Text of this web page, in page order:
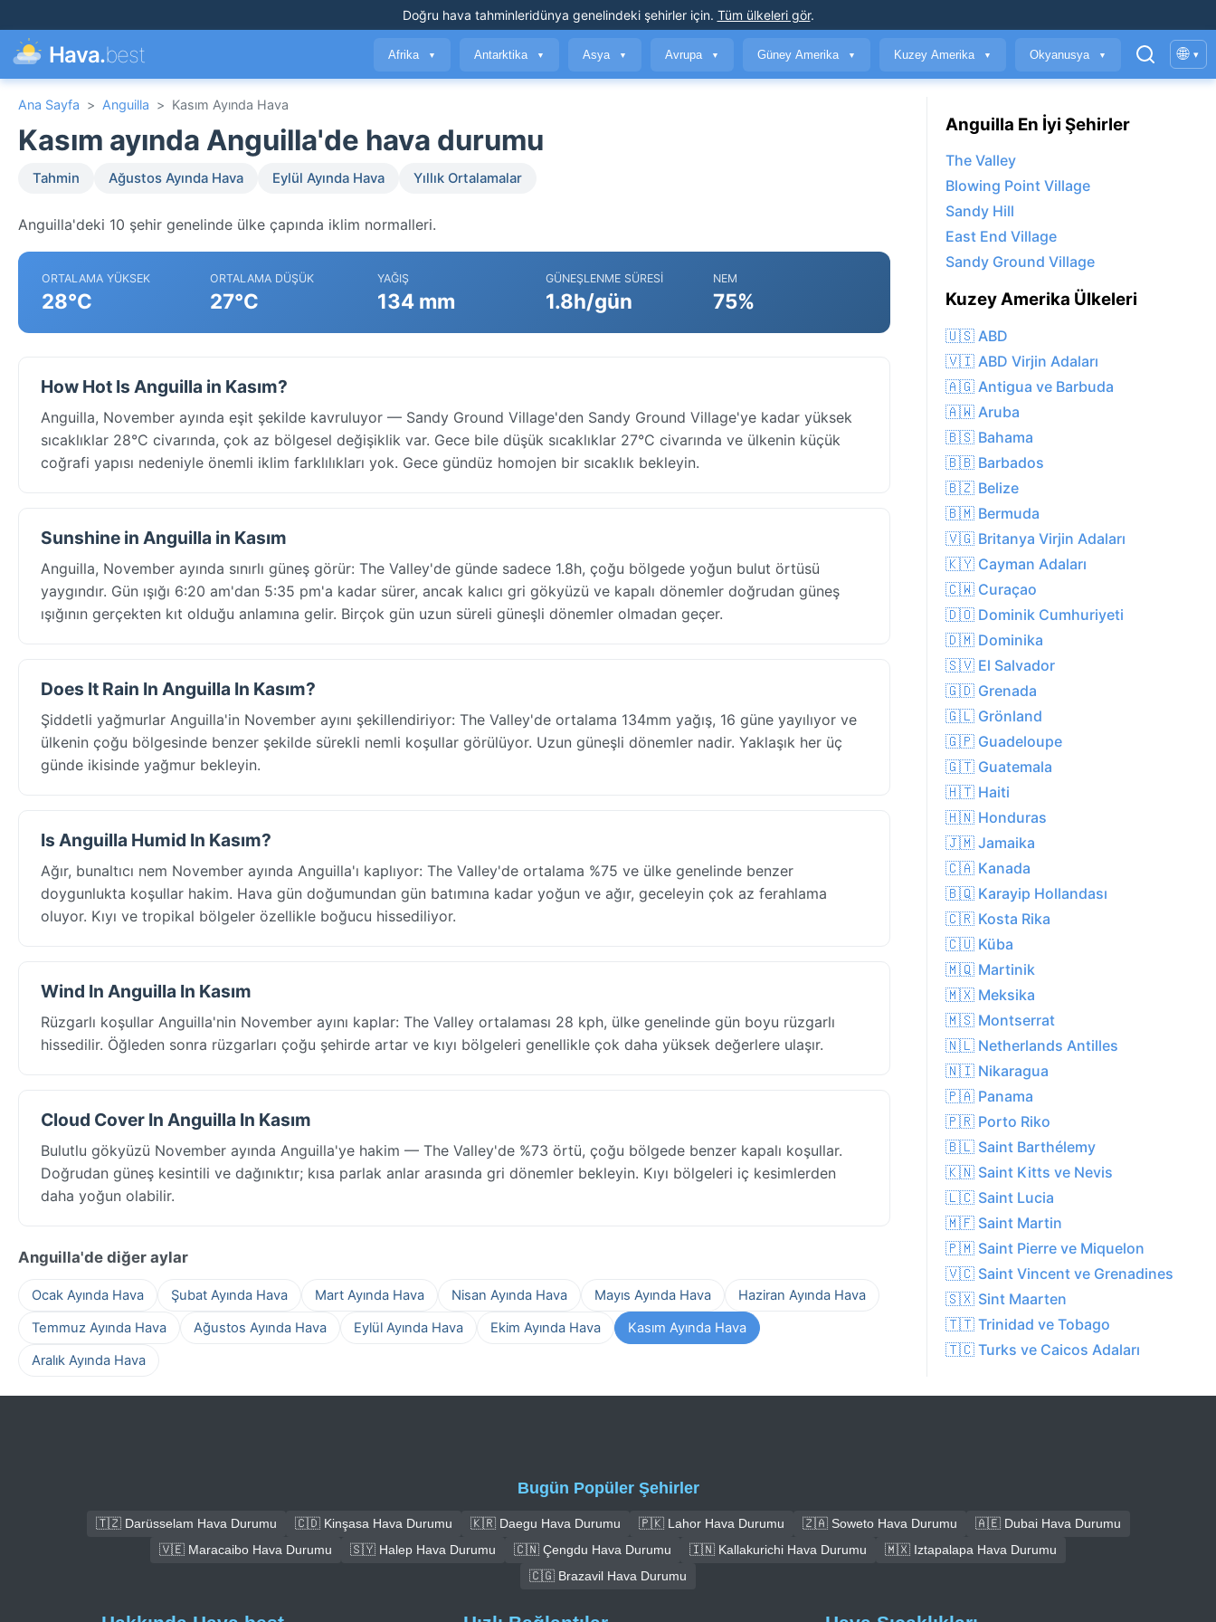
Doğru hava tahminleridünya genelindeki şehirler için. Tüm ülkeleri gör.
Hava.best Afrika ▼ Antarktika ▼ Asya ▼ Avrupa ▼ Güney Amerika ▼ Kuzey Amerika ▼ Okyanusya ▼ 🌐 ▾
Ana Sayfa > Anguilla > Kasım Ayında Hava
Kasım ayında Anguilla'de hava durumu
Tahmin Ağustos Ayında Hava Eylül Ayında Hava Yıllık Ortalamalar
Anguilla'deki 10 şehir genelinde ülke çapında iklim normalleri.
ORTALAMA YÜKSEK
28°C
ORTALAMA DÜŞÜK
27°C
YAĞIŞ
134 mm
GÜNEŞLENME SÜRESI
1.8h/gün
NEM
75%
How Hot Is Anguilla in Kasım?
Anguilla, November ayında eşit şekilde kavruluyor — Sandy Ground Village'den Sandy Ground Village'ye kadar yüksek
sıcaklıklar 28°C civarında, çok az bölgesel değişiklik var. Gece bile düşük sıcaklıklar 27°C civarında ve ülkenin küçük
coğrafi yapısı nedeniyle önemli iklim farklılıkları yok. Gece gündüz homojen bir sıcaklık bekleyin.
Sunshine in Anguilla in Kasım
Anguilla, November ayında sınırlı güneş görür: The Valley'de günde sadece 1.8h, çoğu bölgede yoğun bulut örtüsü
yaygındır. Gün ışığı 6:20 am'dan 5:35 pm'a kadar sürer, ancak kalıcı gri gökyüzü ve kapalı dönemler doğrudan güneş
ışığının gerçekten kıt olduğu anlamına gelir. Birçok gün uzun süreli güneşli dönemler olmadan geçer.
Does It Rain In Anguilla In Kasım?
Şiddetli yağmurlar Anguilla'in November ayını şekillendiriyor: The Valley'de ortalama 134mm yağış, 16 güne yayılıyor ve
ülkenin çoğu bölgesinde benzer şekilde sürekli nemli koşullar görülüyor. Uzun güneşli dönemler nadir. Yaklaşık her üç
günde ikisinde yağmur bekleyin.
Is Anguilla Humid In Kasım?
Ağır, bunaltıcı nem November ayında Anguilla'ı kaplıyor: The Valley'de ortalama %75 ve ülke genelinde benzer
doygunlukta koşullar hakim. Hava gün doğumundan gün batımına kadar yoğun ve ağır, geceleyin çok az ferahlama
oluyor. Kıyı ve tropikal bölgeler özellikle boğucu hissediliyor.
Wind In Anguilla In Kasım
Rüzgarlı koşullar Anguilla'nin November ayını kaplar: The Valley ortalaması 28 kph, ülke genelinde gün boyu rüzgarlı
hissedilir. Öğleden sonra rüzgarları çoğu şehirde artar ve kıyı bölgeleri genellikle çok daha yüksek değerlere ulaşır.
Cloud Cover In Anguilla In Kasım
Bulutlu gökyüzü November ayında Anguilla'ye hakim — The Valley'de %73 örtü, çoğu bölgede benzer kapalı koşullar.
Doğrudan güneş kesintili ve dağınıktır; kısa parlak anlar arasında gri dönemler bekleyin. Kıyı bölgeleri iç kesimlerden
daha yoğun olabilir.
Anguilla'de diğer aylar
Ocak Ayında Hava Şubat Ayında Hava Mart Ayında Hava Nisan Ayında Hava Mayıs Ayında Hava
Haziran Ayında Hava
Temmuz Ayında Hava
Ağustos Ayında Hava Eylül Ayında Hava Ekim Ayında Hava
Kasım Ayında Hava
Aralık Ayında Hava
Anguilla En İyi Şehirler
The Valley
Blowing Point Village
Sandy Hill
East End Village
Sandy Ground Village
Kuzey Amerika Ülkeleri
🇺🇸 ABD
🇻🇮 ABD Virjin Adaları
🇦🇬 Antigua ve Barbuda
🇦🇼 Aruba
🇧🇸 Bahama
🇧🇧 Barbados
🇧🇿 Belize
🇧🇲 Bermuda
🇻🇬 Britanya Virjin Adaları
🇰🇾 Cayman Adaları
🇨🇼 Curaçao
🇩🇴 Dominik Cumhuriyeti
🇩🇲 Dominika
🇸🇻 El Salvador
🇬🇩 Grenada
🇬🇱 Grönland
🇬🇵 Guadeloupe
🇬🇹 Guatemala
🇭🇹 Haiti
🇭🇳 Honduras
🇯🇲 Jamaika
🇨🇦 Kanada
🇧🇶 Karayip Hollandası
🇨🇷 Kosta Rika
🇨🇺 Küba
🇲🇶 Martinik
🇲🇽 Meksika
🇲🇸 Montserrat
🇳🇱 Netherlands Antilles
🇳🇮 Nikaragua
🇵🇦 Panama
🇵🇷 Porto Riko
🇧🇱 Saint Barthélemy
🇰🇳 Saint Kitts ve Nevis
🇱🇨 Saint Lucia
🇲🇫 Saint Martin
🇵🇲 Saint Pierre ve Miquelon
🇻🇨 Saint Vincent ve Grenadines
🇸🇽 Sint Maarten
🇹🇹 Trinidad ve Tobago
🇹🇨 Turks ve Caicos Adaları
Bugün Popüler Şehirler
🇹🇿 Darüsselam Hava Durumu 🇨🇩 Kinşasa Hava Durumu 🇰🇷 Daegu Hava Durumu 🇵🇰 Lahor Hava Durumu 🇿🇦 Soweto Hava Durumu
🇦🇪 Dubai Hava Durumu
🇻🇪 Maracaibo Hava Durumu
🇸🇾 Halep Hava Durumu 🇨🇳 Çengdu Hava Durumu 🇮🇳 Kallakurichi Hava Durumu
🇲🇽 Iztapalapa Hava Durumu
🇨🇬 Brazavil Hava Durumu